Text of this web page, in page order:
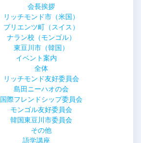
会長挨拶
リッチモンド市（米国）
ブリエンツ町（スイス）
ナラン校（モンゴル）
東豆川市（韓国）
イベント案内
全体
リッチモンド友好委員会
島田ニーハオの会
国際フレンドシップ委員会
モンゴル友好委員会
韓国東豆川市委員会
その他
語学講座